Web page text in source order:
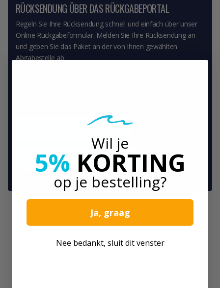
RÜCKSENDUNG ÜBER DAS RÜCKGABEPORTAL
Regeln Sie Ihre Rücksendung schnell und einfach über unser
Online Rückgabeformular. Melden Sie Ihre Rücksendung an
und geben Sie das Paket an der von Ihnen gewählten
Abgabestelle ab.
Zum Retourenportal gehen
Download Rückgabeformular
RÜCKSENDEADRESSE
Wil je
5% KORTING
op je bestelling?
Ja, graag
Nee bedankt, sluit dit venster